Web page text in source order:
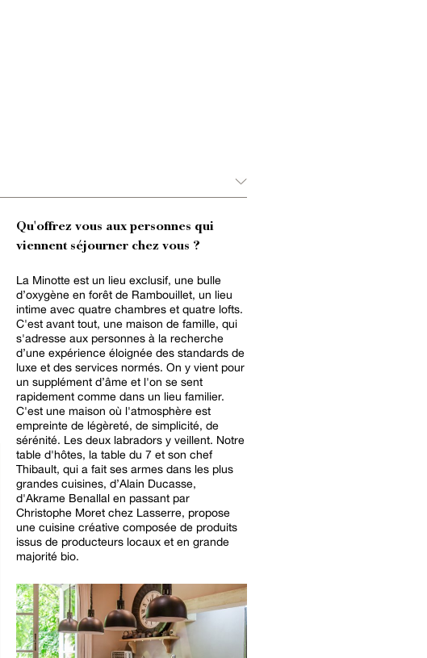
Qu'offrez vous aux personnes qui
viennent séjourner chez vous ?
La Minotte est un lieu exclusif, une bulle
d’oxygène en forêt de Rambouillet, un lieu
intime avec quatre chambres et quatre lofts.
C'est avant tout, une maison de famille, qui
s'adresse aux personnes à la recherche
d’une expérience éloignée des standards de
luxe et des services normés. On y vient pour
un supplément d’âme et l'on se sent
rapidement comme dans un lieu familier.
C'est une maison où l'atmosphère est
empreinte de légèreté, de simplicité, de
sérénité. Les deux labradors y veillent. Notre
table d'hôtes, la table du 7 et son chef
Thibault, qui a fait ses armes dans les plus
grandes cuisines, d’Alain Ducasse,
d'Akrame Benallal en passant par
Christophe Moret chez Lasserre, propose
une cuisine créative composée de produits
issus de producteurs locaux et en grande
majorité bio.